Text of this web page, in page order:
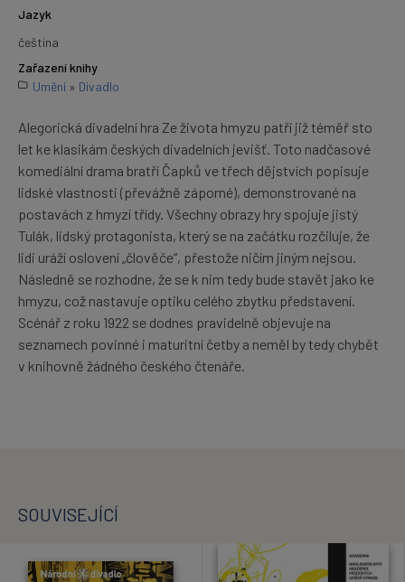
Jazyk
čeština
Zařazení knihy
Umění » Divadlo
Alegorická divadelní hra Ze života hmyzu patří již téměř sto
let ke klasikám českých divadelních jevišť. Toto nadčasové
komediální drama bratří Čapků ve třech dějstvích popisuje
lidské vlastnosti (převážně záporné), demonstrované na
postavách z hmyzí třídy. Všechny obrazy hry spojuje jistý
Tulák, lidský protagonista, který se na začátku rozčiluje, že
lidi uráží oslovení „člověče“, přestože ničím jiným nejsou.
Následně se rozhodne, že se k nim tedy bude stavět jako ke
hmyzu, což nastavuje optiku celého zbytku představení.
Scénář z roku 1922 se dodnes pravidelně objevuje na
seznamech povinné i maturitní četby a neměl by tedy chybět
v knihovně žádného českého čtenáře.
SOUVISEJÍCÍ